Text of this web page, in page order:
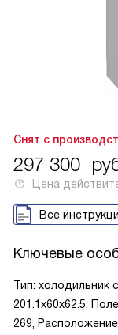
Снят с
297 300
Цена
Все
Ключевые
Тип: холодильник
201.1x60x62.5,
269,